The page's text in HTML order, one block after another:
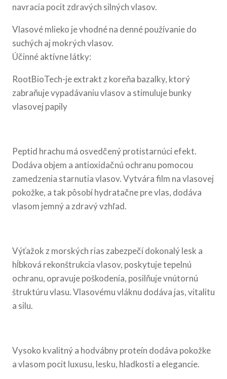
navracia pocit zdravých silných vlasov.
Vlasové mlieko je vhodné na denné používanie do
suchých aj mokrých vlasov.
Účinné aktívne látky:
RootBioTech-je extrakt z koreňa bazalky, ktorý
zabraňuje vypadávaniu vlasov a stimuluje bunky
vlasovej papily
Peptid hrachu má osvedčený protistarnúci efekt.
Dodáva objem a antioxidačnú ochranu pomocou
zamedzenia starnutia vlasov. Vytvára film na vlasovej
pokožke, a tak pôsobí hydratačne pre vlas, dodáva
vlasom jemný a zdravý vzhľad.
Výťažok z morských rias zabezpečí dokonalý lesk a
hĺbková rekonštrukcia vlasov, poskytuje tepelnú
ochranu, opravuje poškodenia, posilňuje vnútornú
štruktúru vlasu. Vlasovému vláknu dodáva jas, vitalitu
a silu.
Vysoko kvalitný a hodvábny proteín dodáva pokožke
a vlasom pocit luxusu, lesku, hladkosti a elegancie.